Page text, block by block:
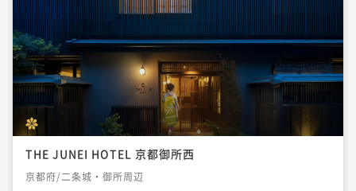
THE JUNEI HOTEL 京都御所西
京都府/二条城・御所周辺